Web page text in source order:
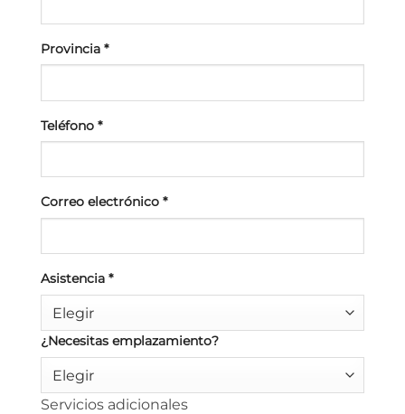
Provincia *
Teléfono *
Correo electrónico *
Asistencia *
Elegir
¿Necesitas emplazamiento?
Elegir
Servicios adicionales